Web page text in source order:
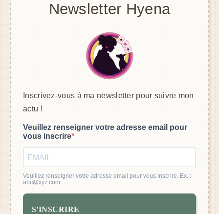
Newsletter Hyena
Inscrivez-vous à ma newsletter pour suivre mon
actu !
Veuillez renseigner votre adresse email pour
vous inscrire
Veuillez renseigner votre adresse email pour vous inscrire. Ex. :
abc@xyz.com
S'INSCRIRE